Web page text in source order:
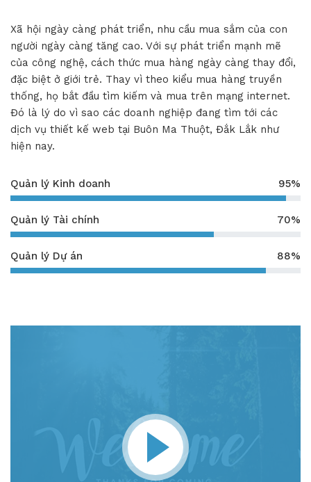
Xã hội ngày càng phát triển, nhu cầu mua sắm của con
người ngày càng tăng cao. Với sự phát triển mạnh mẽ
của công nghệ, cách thức mua hàng ngày càng thay đổi,
đặc biệt ở giới trẻ. Thay vì theo kiểu mua hàng truyền
thống, họ bắt đầu tìm kiếm và mua trên mạng internet.
Đó là lý do vì sao các doanh nghiệp đang tìm tới các
dịch vụ thiết kế web tại Buôn Ma Thuột, Đắk Lắk như
hiện nay.
Quản lý Kinh doanh 95%
Quản lý Tài chính 70%
Quản lý Dự án 88%